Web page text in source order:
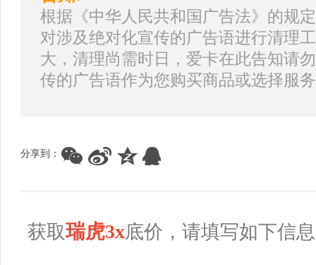
根据《中华人民共和国广告法》的规
对涉及绝对化宣传的广告语进行清理
大，清理尚需时日，爱卡在此告知请
传的广告语作为您购买商品或选择服
分享到：
获取瑞虎3x底价，请填写如下信